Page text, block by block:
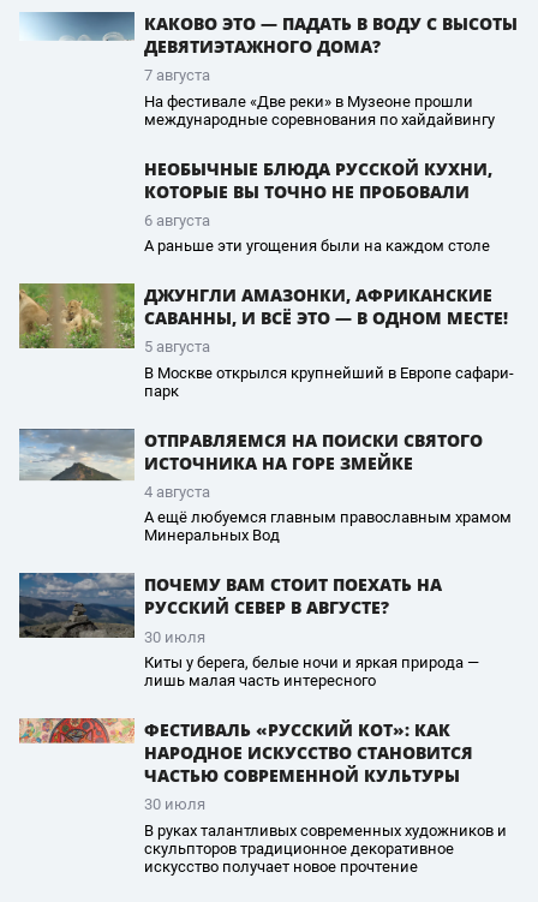
КАКОВО ЭТО — ПАДАТЬ В ВОДУ С ВЫСОТЫ
ДЕВЯТИЭТАЖНОГО ДОМА?
7 августа
На фестивале «Две реки» в Музеоне прошли
международные соревнования по хайдайвингу
НЕОБЫЧНЫЕ БЛЮДА РУССКОЙ КУХНИ,
КОТОРЫЕ ВЫ ТОЧНО НЕ ПРОБОВАЛИ
6 августа
А раньше эти угощения были на каждом столе
ДЖУНГЛИ АМАЗОНКИ, АФРИКАНСКИЕ
САВАННЫ, И ВСЁ ЭТО — В ОДНОМ МЕСТЕ!
5 августа
В Москве открылся крупнейший в Европе сафари-
парк
ОТПРАВЛЯЕМСЯ НА ПОИСКИ СВЯТОГО
ИСТОЧНИКА НА ГОРЕ ЗМЕЙКЕ
4 августа
А ещё любуемся главным православным храмом
Минеральных Вод
ПОЧЕМУ ВАМ СТОИТ ПОЕХАТЬ НА
РУССКИЙ СЕВЕР В АВГУСТЕ?
30 июля
Киты у берега, белые ночи и яркая природа —
лишь малая часть интересного
ФЕСТИВАЛЬ «РУССКИЙ КОТ»: КАК
НАРОДНОЕ ИСКУССТВО СТАНОВИТСЯ
ЧАСТЬЮ СОВРЕМЕННОЙ КУЛЬТУРЫ
30 июля
В руках талантливых современных художников и
скульпторов традиционное декоративное
искусство получает новое прочтение